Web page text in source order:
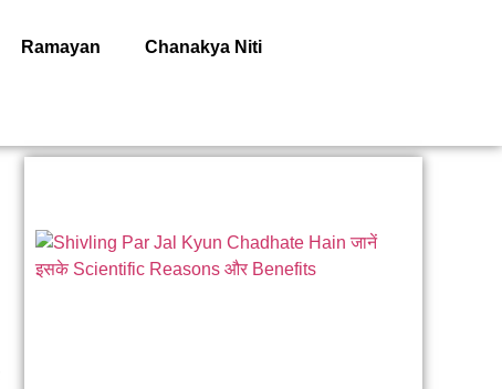
Ramayan Chanakya Niti